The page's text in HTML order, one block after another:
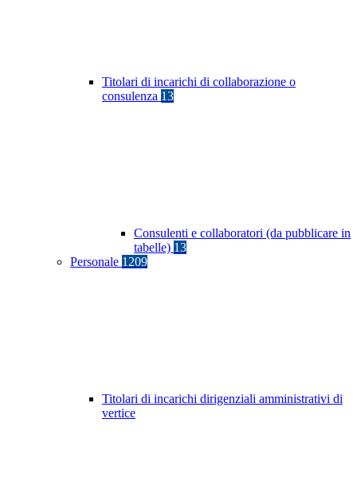
Titolari di incarichi di collaborazione o
consulenza 13
Consulenti e collaboratori (da pubblicare in
tabelle) 13
Personale 1209
Titolari di incarichi dirigenziali amministrativi di
vertice